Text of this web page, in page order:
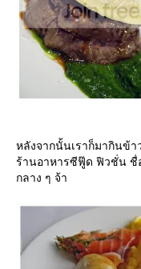
หลังจากนั้นเราก็มากินข้
ร้านอาหารซีฟู๊ด ฟิวชั่น ชื่
กลาง ๆ จ้า